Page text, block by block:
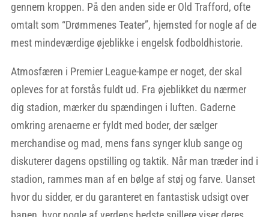
gennem kroppen. På den anden side er Old Trafford, ofte
omtalt som “Drømmenes Teater”, hjemsted for nogle af de
mest mindeværdige øjeblikke i engelsk fodboldhistorie.
Atmosfæren i Premier League-kampe er noget, der skal
opleves for at forstås fuldt ud. Fra øjeblikket du nærmer
dig stadion, mærker du spændingen i luften. Gaderne
omkring arenaerne er fyldt med boder, der sælger
merchandise og mad, mens fans synger klub sange og
diskuterer dagens opstilling og taktik. Når man træder ind i
stadion, rammes man af en bølge af støj og farve. Uanset
hvor du sidder, er du garanteret en fantastisk udsigt over